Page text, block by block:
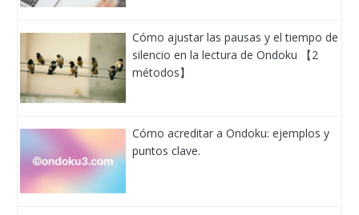
Cómo ajustar las pausas y el tiempo de
silencio en la lectura de Ondoku 【2
métodos】
Cómo acreditar a Ondoku: ejemplos y
puntos clave.